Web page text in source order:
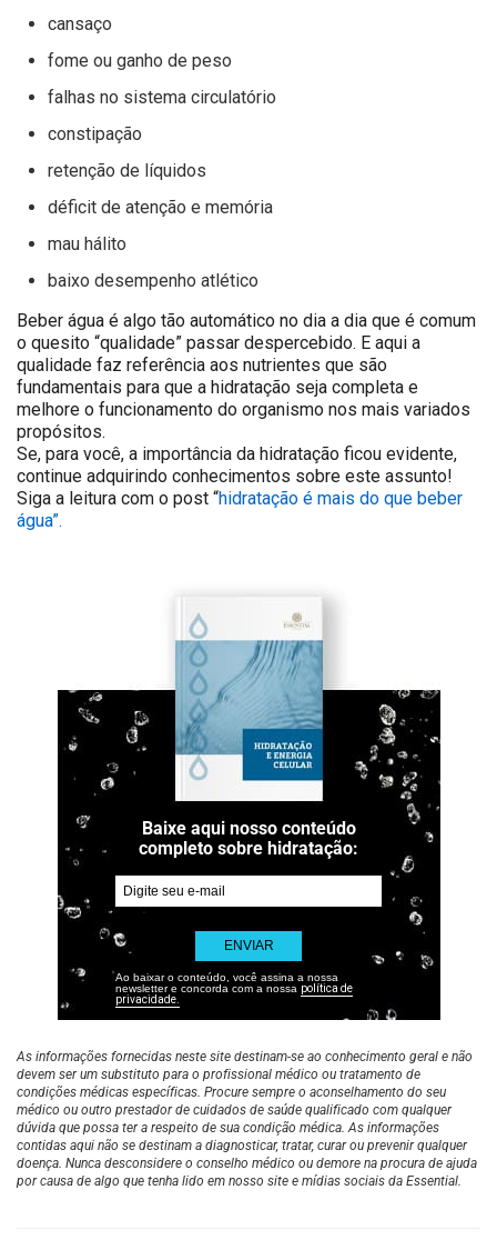
cansaço
fome ou ganho de peso
falhas no sistema circulatório
constipação
retenção de líquidos
déficit de atenção e memória
mau hálito
baixo desempenho atlético
Beber água é algo tão automático no dia a dia que é comum
o quesito “qualidade” passar despercebido. E aqui a
qualidade faz referência aos nutrientes que são
fundamentais para que a hidratação seja completa e
melhore o funcionamento do organismo nos mais variados
propósitos.
Se, para você, a importância da hidratação ficou evidente,
continue adquirindo conhecimentos sobre este assunto!
Siga a leitura com o post “hidratação é mais do que beber
água”.
Baixe aqui nosso conteúdo
completo sobre hidratação:
ENVIAR
Ao baixar o conteúdo, você assina a nossa
newsletter e concorda com a nossa política de
privacidade.
As informações fornecidas neste site destinam-se ao conhecimento geral e não
devem ser um substituto para o profissional médico ou tratamento de
condições médicas específicas. Procure sempre o aconselhamento do seu
médico ou outro prestador de cuidados de saúde qualificado com qualquer
dúvida que possa ter a respeito de sua condição médica. As informações
contidas aqui não se destinam a diagnosticar, tratar, curar ou prevenir qualquer
doença. Nunca desconsidere o conselho médico ou demore na procura de ajuda
por causa de algo que tenha lido em nosso site e mídias sociais da Essential.